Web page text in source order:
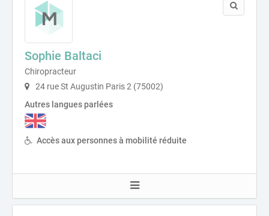
Sophie Baltaci
Chiropracteur
24 rue St Augustin Paris 2 (75002)
Autres langues parlées
Accès aux personnes à mobilité réduite